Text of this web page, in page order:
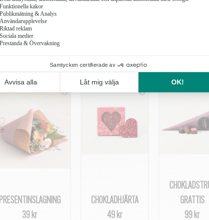
PRESENTINSLAGNING
39 kr
CHOKLADHJÄRTA
49 kr
GRATTIS
99 kr